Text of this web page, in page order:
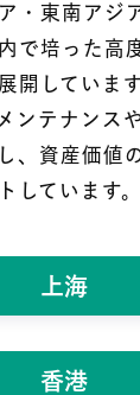
・東南アジ
で培った高
開していま
ンテナンス
、資産価値
しています。
上海
香港